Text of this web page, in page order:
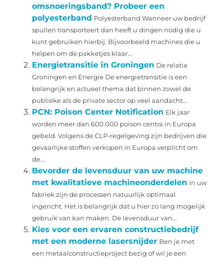
omsnoeringsband? Probeer een
polyesterband Polyesterband Wanneer uw bedrijf
spullen transporteert dan heeft u dingen nodig die u
kunt gebruiken hierbij. Bijvoorbeeld machines die u
helpen om de pakketjes klaar...
Energietransitie in Groningen De relatie
Groningen en Energie De energietransitie is een
belangrijk en actueel thema dat binnen zowel de
publieke als de private sector op veel aandacht...
PCN: Poison Center Notification Elk jaar
worden meer dan 600.000 poison centra in Europa
gebeld. Volgens de CLP-regelgeving zijn bedrijven die
gevaarlijke stoffen verkopen in Europa verplicht om
de...
Bevorder de levensduur van uw machine
met kwalitatieve machineonderdelen In uw
fabriek zijn de processen natuurlijk optimaal
ingericht. Het is belangrijk dat u hier zo lang mogelijk
gebruik van kan maken. De levensduur van...
Kies voor een ervaren constructiebedrijf
met een moderne lasersnijder Ben je met
een metaalconstructieproject bezig of wil je een